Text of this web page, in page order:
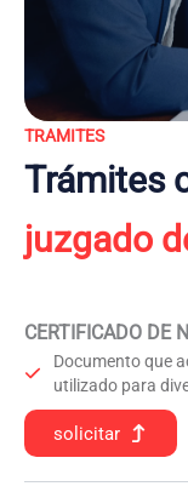
TRAMITES
Trámites
juzgado
CERTIFICADO DE
Documento que
utilizado para
solicitar